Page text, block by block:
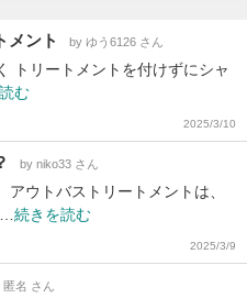
メント by ゆう6126 さん
トリートメントを付けずにシャ
む
2025/3/10
by niko33 さん
ウトバストリートメントは、
続きを読む
2025/3/9
匿名 さん